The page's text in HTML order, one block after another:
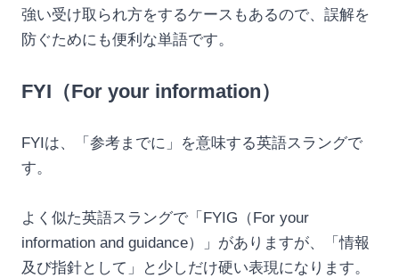
強い受け取られ方をするケースもあるので、誤解を
防ぐためにも便利な単語です。
FYI（For your information）
FYIは、「参考までに」を意味する英語スラングで
す。
よく似た英語スラングで「FYIG（For your
information and guidance）」がありますが、「情報
及び指針として」と少しだけ硬い表現になります。